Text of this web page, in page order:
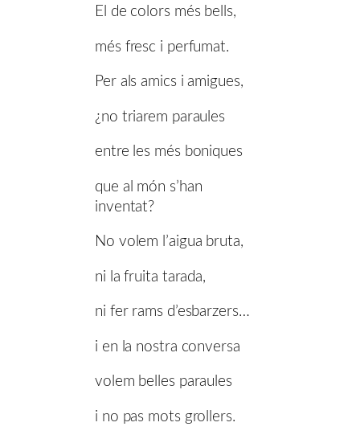
El de colors més bells,
més fresc i perfumat.
Per als amics i amigues,
¿no triarem paraules
entre les més boniques
que al món s’han
inventat?
No volem l’aigua bruta,
ni la fruita tarada,
ni fer rams d’esbarzers…
i en la nostra conversa
volem belles paraules
i no pas mots grollers.